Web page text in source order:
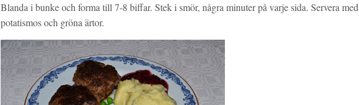
Blanda i bunke och forma till 7-8 biffar. Stek i smör, några minuter på varje sida. Servera med
potatismos och gröna ärtor.